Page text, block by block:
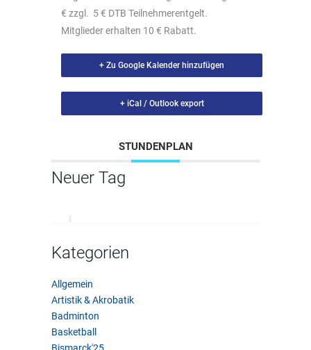
€ zzgl. 5 € DTB Teilnehmerentgelt.
Mitglieder erhalten 10 € Rabatt.
+ Zu Google Kalender hinzufügen
+ iCal / Outlook export
STUNDENPLAN
Neuer Tag
Kategorien
Allgemein
Artistik & Akrobatik
Badminton
Basketball